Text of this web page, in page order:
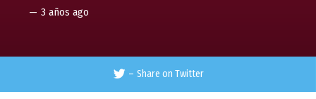
— 3 años ago
– Share on Twitter